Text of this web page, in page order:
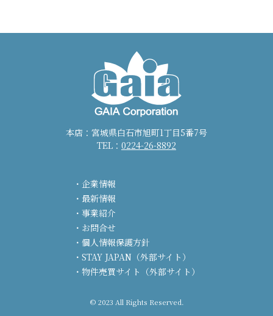
本店：宮城県白石市旭町1丁目5番7号
TEL： 0224-26-8892
企業情報
最新情報
事業紹介
お問合せ
個人情報保護方針
STAY JAPAN（外部サイト）
物件売買サイト（外部サイト）
© 2023 All Rights Reserved.